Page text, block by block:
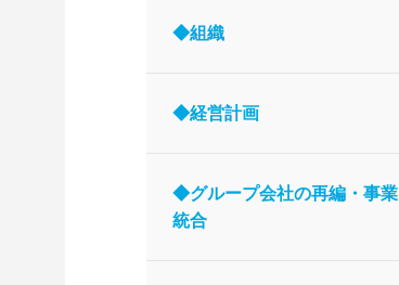
◆組織
◆経営計画
◆グループ会社の再編・事業
統合